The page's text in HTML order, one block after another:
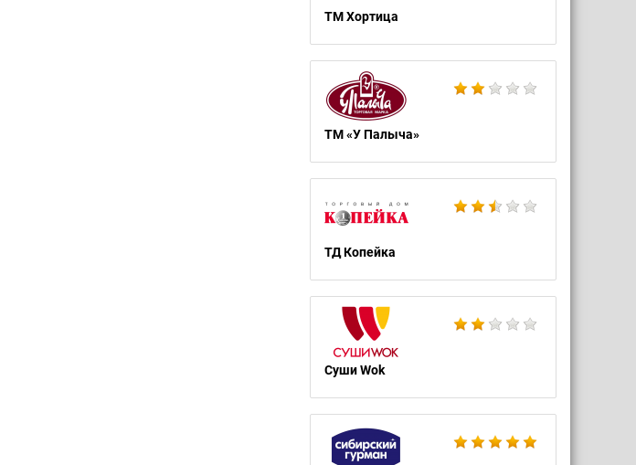
ТМ Хортица
ТМ «У Палыча»
ТД Копейка
Суши Wok